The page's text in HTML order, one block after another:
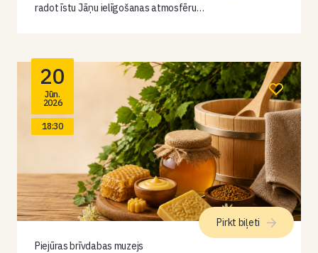
radot īstu Jāņu ielīgošanas atmosfēru…
20
Jūn.
2026
18:30
Piejūras brīvdabas muzejs
Pirkt biļeti